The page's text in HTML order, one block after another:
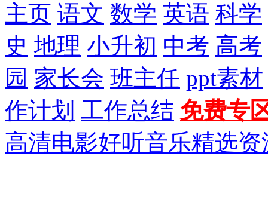
主页 语文 数学 英语 科学
史 地理 小升初 中考 高考
园 家长会 班主任 ppt素材
作计划 工作总结 免费专
高清电影好听音乐精选资